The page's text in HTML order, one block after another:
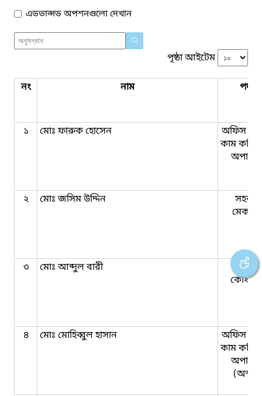
এডভান্সড অপশনগুলো দেখান
পৃষ্ঠা আইটেম
নং নাম পদবি
১ মোঃ ফারুক হোসেন
অফিস
কাম
২ মোঃ জসিম উদ্দিন
৩ মোঃ আব্দুল বারী
৪ মোঃ মোহিব্বুল হাসান
অফিস
কাম